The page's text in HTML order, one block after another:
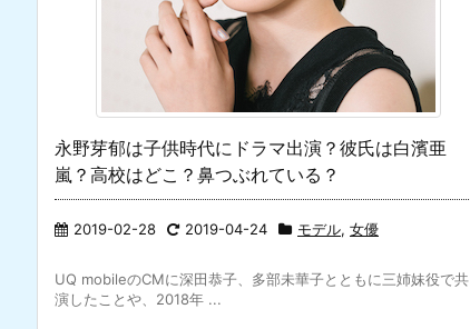
永野芽郁は子供時代にドラマ出演？彼氏は白濱亜
嵐？高校はどこ？鼻つぶれている？
2019-02-28 2019-04-24 モデル, 女優
UQ mobileのCMに深田恭子、多部未華子とともに三姉妹役で共
演したことや、2018年 ...